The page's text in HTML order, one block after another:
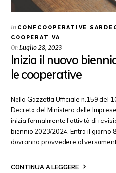
In CONFCOOPERATIVE
COOPERATIVA
On Luglio 28, 2023
Inizia il nuovo
le cooperative
Nella Gazzetta Ufficiale n.159 del
Decreto del Ministero delle
inizia formalmente l’attività di
biennio 2023/2024. Entro il giorno
dovranno provvedere al
CONTINUA A LEGGERE